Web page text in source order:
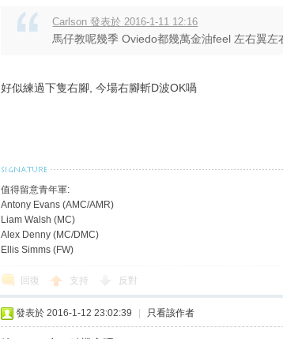
Carlson 發表於 2016-1-11 12:16
馬仔教呢幾季 Oviedo都幾萬金油feel 左右翼左
好似練過下隻右腳, 今場右腳斬D波OK喎
值得留意青年軍:
Antony Evans (AMC/AMR)
Liam Walsh (MC)
Alex Denny (MC/DMC)
Ellis Simms (FW)
回復 支持 反對
發表於 2016-1-12 23:02:39 只看該作者